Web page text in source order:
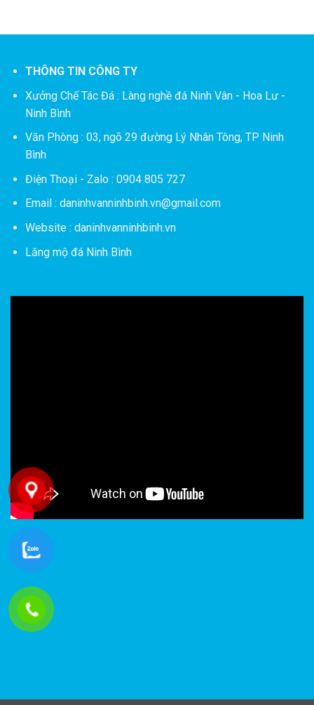
THÔNG TIN CÔNG TY
Xưởng Chế Tác Đá : Làng nghề đá Ninh Vân - Hoa Lư -
Ninh Bình
Văn Phòng : 03, ngõ 29 đường Lý Nhân Tông, TP Ninh
Bình
Điện Thoại - Zalo : 0904 805 727
Email : daninhvanninhbinh.vn@gmail.com
Website : daninhvanninhbinh.vn
Lăng mộ đá Ninh Bình